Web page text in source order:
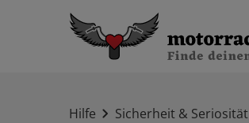
Hilfe Sicherheit & Seriosität